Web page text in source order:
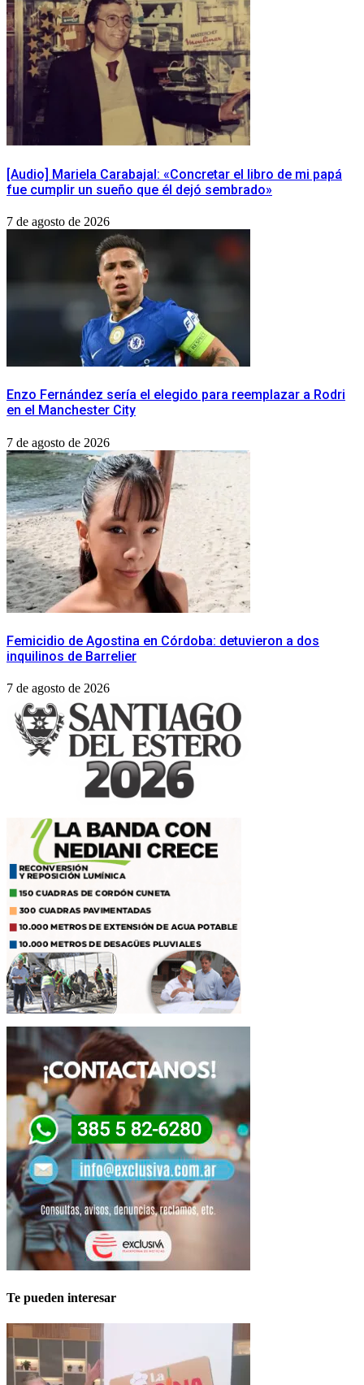
[Audio] Mariela Carabajal: «Concretar el libro de mi papá
fue cumplir un sueño que él dejó sembrado»
7 de agosto de 2026
Enzo Fernández sería el elegido para reemplazar a Rodri
en el Manchester City
7 de agosto de 2026
Femicidio de Agostina en Córdoba: detuvieron a dos
inquilinos de Barrelier
7 de agosto de 2026
Te pueden interesar